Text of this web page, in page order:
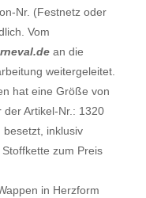
Nr. (Festnetz oder
Vom
an die
weitergeleitet.
hat eine Größe von
Artikel-Nr.: 1320
besetzt, inklusiv
zum Preis
in Herzform